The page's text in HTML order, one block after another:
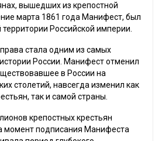
вышедших из крепостной
марта 1861 года Манифест, был
Российской империи.
стала одним из самых
России. Манифест отменил
в России на
столетий, навсегда изменил как
так и самой страны.
крепостных крестьян
момент подписания Манифеста